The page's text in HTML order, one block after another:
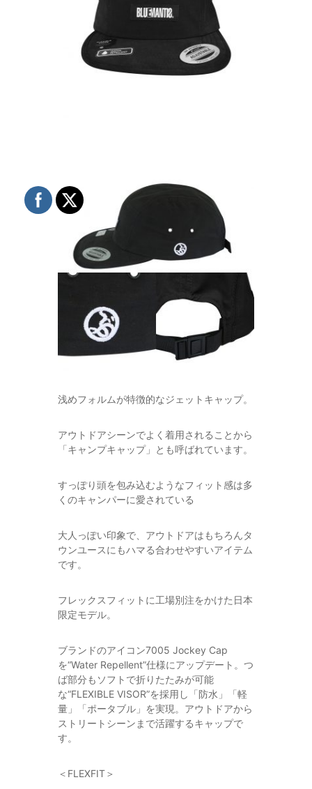
浅めフォルムが特徴的なジェットキャップ。
アウトドアシーンでよく着用されることから
「キャンプキャップ」とも呼ばれています。
すっぽり頭を包み込むようなフィット感は多
くのキャンパーに愛されている
大人っぽい印象で、アウトドアはもちろんタ
ウンユースにもハマる合わせやすいアイテム
です。
フレックスフィットに工場別注をかけた日本
限定モデル。
ブランドのアイコン7005 Jockey Cap
を“Water Repellent”仕様にアップデート。つ
ば部分もソフトで折りたたみが可能
な“FLEXIBLE VISOR”を採用し「防水」「軽
量」「ポータブル」を実現。アウトドアから
ストリートシーンまで活躍するキャップで
す。
＜FLEXFIT＞